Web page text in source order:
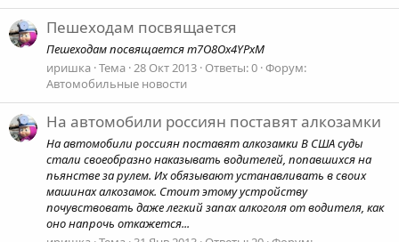
Пешеходам посвящается
Пешеходам посвящается m7O8Ox4YPxM
иришка Тема 28 Окт 2013 Ответы: 0 Форум:
Автомобильные новости
На автомобили россиян поставят алкозамки
На автомобили россиян поставят алкозамки В США суды
стали своеобразно наказывать водителей, попавшихся на
пьянстве за рулем. Их обязывают устанавливать в своих
машинах алкозамок. Стоит этому устройству
почувствовать даже легкий запах алкоголя от водителя, как
оно напрочь откажется...